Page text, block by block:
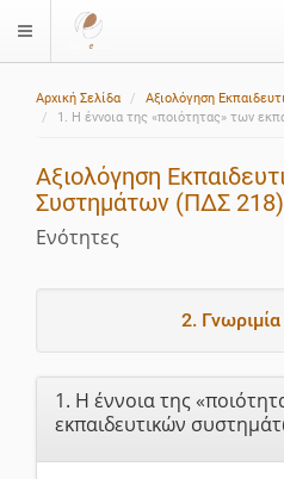
$langMenu
Αρχική Σελίδα
Αξιολόγηση
1. Η έννοια της «ποιότητας» των
Αξιολόγηση
Συστημάτων (ΠΔΣ 218)
Ενότητες
2.
1. Η έννοια της
εκπαιδευτικών